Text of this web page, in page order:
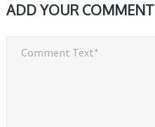
ADD YOUR COMMENT